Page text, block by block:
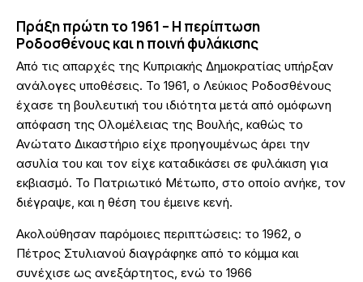
Πράξη πρώτη το 1961 – Η περίπτωση
Ροδοσθένους και η ποινή φυλάκισης
Από τις απαρχές της Κυπριακής Δημοκρατίας υπήρξαν
ανάλογες υποθέσεις. Το 1961, ο Λεύκιος Ροδοσθένους
έχασε τη βουλευτική του ιδιότητα μετά από ομόφωνη
απόφαση της Ολομέλειας της Βουλής, καθώς το
Ανώτατο Δικαστήριο είχε προηγουμένως άρει την
ασυλία του και τον είχε καταδικάσει σε φυλάκιση για
εκβιασμό. Το Πατριωτικό Μέτωπο, στο οποίο ανήκε, τον
διέγραψε, και η θέση του έμεινε κενή.
Ακολούθησαν παρόμοιες περιπτώσεις: το 1962, ο
Πέτρος Στυλιανού διαγράφηκε από το κόμμα και
συνέχισε ως ανεξάρτητος, ενώ το 1966